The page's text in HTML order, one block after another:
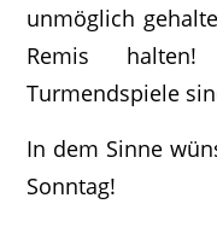
unmöglich
Remis
Turmendspiele
In dem Sinne
Sonntag!